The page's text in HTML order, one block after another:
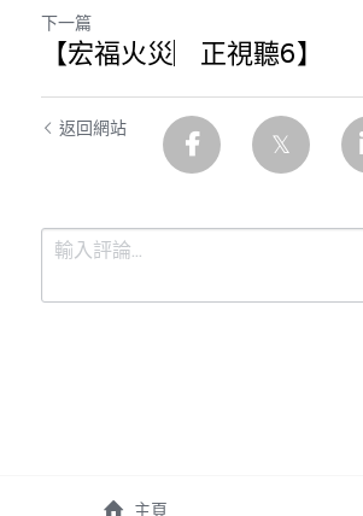
汪明欣專欄
張美雄專欄
莊豪鋒專欄
香港科技專上書院｜專欄
下一篇
【宏福火災︳正視聽6】
返回網站
主頁